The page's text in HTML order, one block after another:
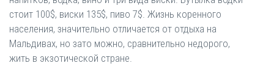
стоит 100$, виски 135$, пиво 7$. Жизнь коренного
населения, значительно отличается от отдыха на
Мальдивах, но зато можно, сравнительно недорого,
жить в экзотической стране.